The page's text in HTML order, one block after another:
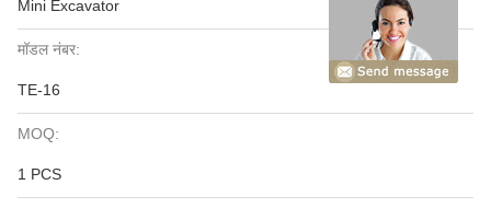
Mini Excavator
मॉडल नंबर:
TE-16
MOQ:
1 PCS